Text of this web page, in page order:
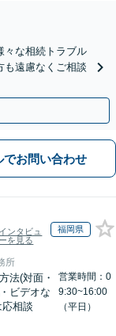
々な相続トラブル
も遠慮なくご相談
でお問い合わせ
インタビュ
ーを見る
福岡県
所
法(対面・
ビデオな
応相談
営業時間：0
9:30~16:00
（平日）